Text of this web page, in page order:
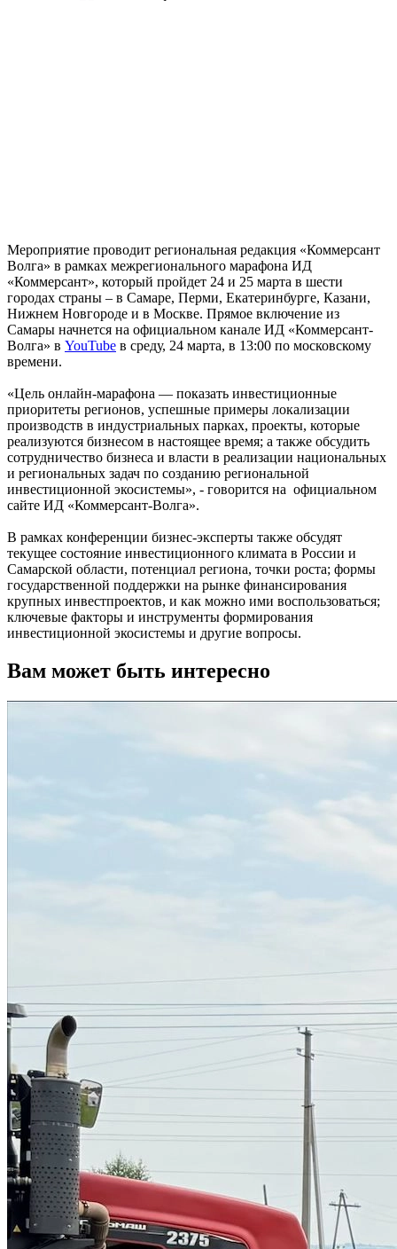
Мероприятие проводит региональная редакция «Коммерсант
Волга» в рамках межрегионального марафона ИД
«Коммерсант», который пройдет 24 и 25 марта в шести
городах страны – в Самаре, Перми, Екатеринбурге, Казани,
Нижнем Новгороде и в Москве. Прямое включение из
Самары начнется на официальном канале ИД «Коммерсант-
Волга» в YouTube в среду, 24 марта, в 13:00 по московскому
времени.
«Цель онлайн-марафона — показать инвестиционные
приоритеты регионов, успешные примеры локализации
производств в индустриальных парках, проекты, которые
реализуются бизнесом в настоящее время; а также обсудить
сотрудничество бизнеса и власти в реализации национальных
и региональных задач по созданию региональной
инвестиционной экосистемы», - говорится на официальном
сайте ИД «Коммерсант-Волга».
В рамках конференции бизнес-эксперты также обсудят
текущее состояние инвестиционного климата в России и
Самарской области, потенциал региона, точки роста; формы
государственной поддержки на рынке финансирования
крупных инвестпроектов, и как можно ими воспользоваться;
ключевые факторы и инструменты формирования
инвестиционной экосистемы и другие вопросы.
Вам может быть интересно